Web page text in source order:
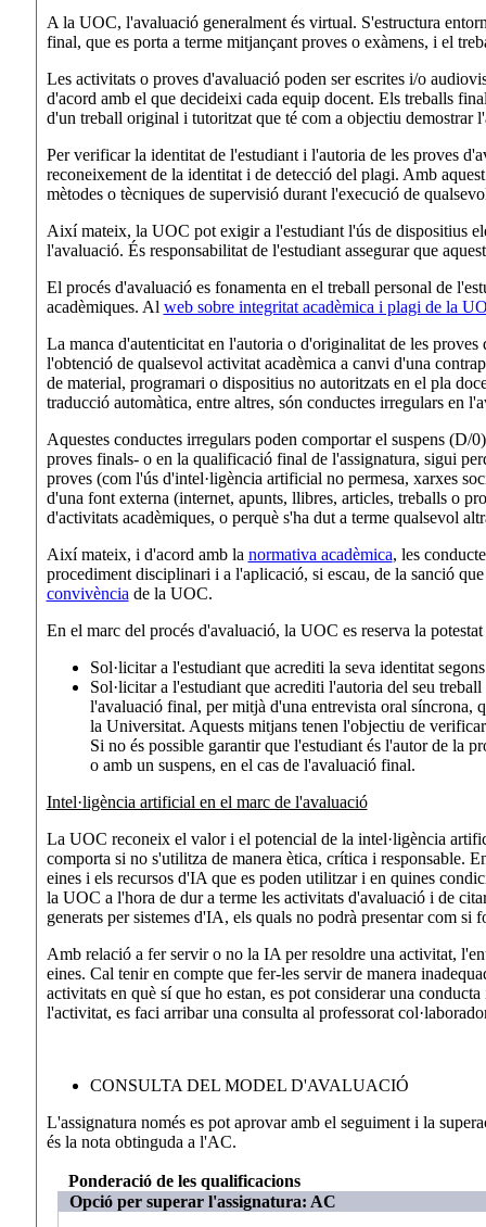
A la UOC, l'avaluació generalment és virtual. S'estructura
final, que es porta a terme mitjançant proves o exàmens, i el
Les activitats o proves d'avaluació poden ser escrites i/o
d'acord amb el que decideixi cada equip docent. Els treballs
d'un treball original i tutoritzat que té com a objectiu demostrar
Per verificar la identitat de l'estudiant i l'autoria de les proves
reconeixement de la identitat i de detecció del plagi. Amb
mètodes o tècniques de supervisió durant l'execució de
Així mateix, la UOC pot exigir a l'estudiant l'ús de dispositius
l'avaluació. És responsabilitat de l'estudiant assegurar que
El procés d'avaluació es fonamenta en el treball personal de
acadèmiques. Al web sobre integritat acadèmica i plagi de la
La manca d'autenticitat en l'autoria o d'originalitat de les
l'obtenció de qualsevol activitat acadèmica a canvi d'una
de material, programari o dispositius no autoritzats en el pla
traducció automàtica, entre altres, són conductes irregulars en
Aquestes conductes irregulars poden comportar el suspens (D/
proves finals- o en la qualificació final de l'assignatura, sigui
proves (com l'ús d'intel·ligència artificial no permesa, xarxes
d'una font externa (internet, apunts, llibres, articles, treballs o
d'activitats acadèmiques, o perquè s'ha dut a terme qualsevol
Així mateix, i d'acord amb la normativa acadèmica, les
procediment disciplinari i a l'aplicació, si escau, de la sanció
convivència de la UOC.
En el marc del procés d'avaluació, la UOC es reserva la potestat
Sol·licitar a l'estudiant que acrediti la seva identitat
Sol·licitar a l'estudiant que acrediti l'autoria del seu
l'avaluació final, per mitjà d'una entrevista oral síncrona,
la Universitat. Aquests mitjans tenen l'objectiu de
Si no és possible garantir que l'estudiant és l'autor de la
o amb un suspens, en el cas de l'avaluació final.
Intel·ligència artificial en el marc de l'avaluació
La UOC reconeix el valor i el potencial de la intel·ligència
comporta si no s'utilitza de manera ètica, crítica i responsable.
eines i els recursos d'IA que es poden utilitzar i en quines
la UOC a l'hora de dur a terme les activitats d'avaluació i de
generats per sistemes d'IA, els quals no podrà presentar com si
Amb relació a fer servir o no la IA per resoldre una activitat,
eines. Cal tenir en compte que fer-les servir de manera
activitats en què sí que ho estan, es pot considerar una
l'activitat, es faci arribar una consulta al professorat
CONSULTA DEL MODEL D'AVALUACIÓ
L'assignatura només es pot aprovar amb el seguiment i la
és la nota obtinguda a l'AC.
Ponderació de les qualificacions
Opció per superar l'assignatura: AC